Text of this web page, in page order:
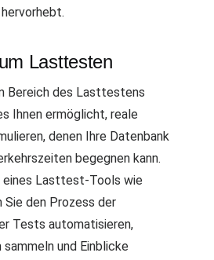
Lasttesten
Bereich des Lasttestens
Ihnen ermöglicht, reale
denen Ihre Datenbank
begegnen kann.
eines Lasttest-Tools wie
Sie den Prozess der
Tests automatisieren,
und Einblicke